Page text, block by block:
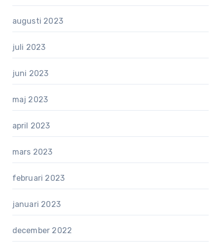
augusti 2023
juli 2023
juni 2023
maj 2023
april 2023
mars 2023
februari 2023
januari 2023
december 2022